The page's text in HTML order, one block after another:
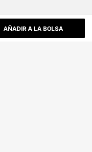
AÑADIR A LA BOLSA